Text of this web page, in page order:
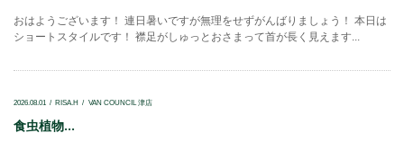
おはようございます！ 連日暑いですが無理をせずがんばりましょう！ 本日は
ショートスタイルです！ 襟足がしゅっとおさまって首が長く見えます...
2026.08.01 RISA.H VAN COUNCIL 津店
食虫植物...